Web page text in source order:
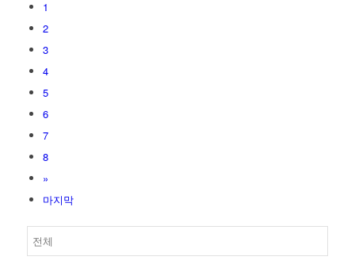
1
2
3
4
5
6
7
8
»
마지막